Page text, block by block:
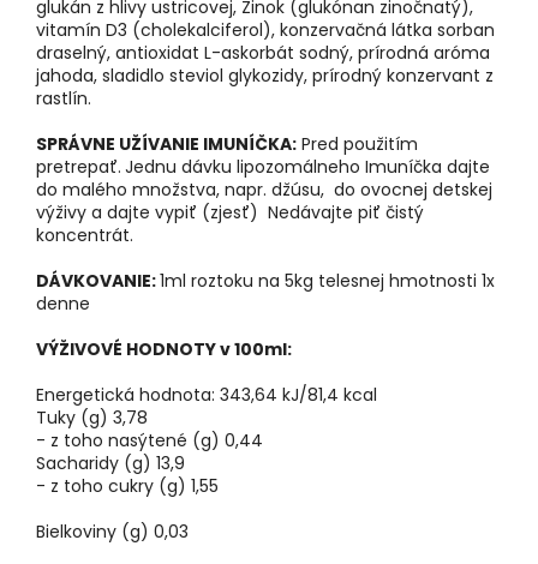
glukán z hlivy ustricovej, Zinok (glukónan zinočnatý),
vitamín D3 (cholekalciferol), konzervačná látka sorban
draselný, antioxidat L-askorbát sodný, prírodná aróma
jahoda, sladidlo steviol glykozidy, prírodný konzervant z
rastlín.
SPRÁVNE UŽÍVANIE IMUNÍČKA: Pred použitím
pretrepať. Jednu dávku lipozomálneho Imuníčka dajte
do malého množstva, napr. džúsu, do ovocnej detskej
výživy a dajte vypiť (zjesť) Nedávajte piť čistý
koncentrát.
DÁVKOVANIE:1ml roztoku na 5kg telesnej hmotnosti 1x
denne
VÝŽIVOVÉ HODNOTY v 100ml:
Energetická hodnota: 343,64 kJ/81,4 kcal
Tuky (g) 3,78
- z toho nasýtené (g) 0,44
Sacharidy (g) 13,9
- z toho cukry (g) 1,55
Bielkoviny (g) 0,03